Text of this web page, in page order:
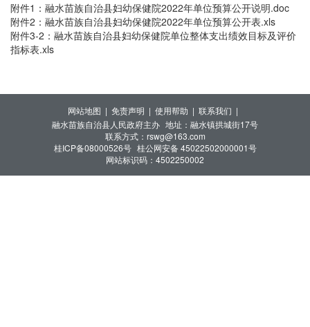
附件1：融水苗族自治县妇幼保健院2022年单位预算公开说明.doc
附件2：融水苗族自治县妇幼保健院2022年单位预算公开表.xls
附件3-2：融水苗族自治县妇幼保健院单位整体支出绩效目标及评价
指标表.xls
网站地图 | 免责声明 | 使用帮助 | 联系我们 |
融水苗族自治县人民政府主办 地址：融水镇拱城街17号
联系方式：rswg@163.com
桂ICP备08000526号 桂公网安备 45022502000001号
网站标识码：4502250002